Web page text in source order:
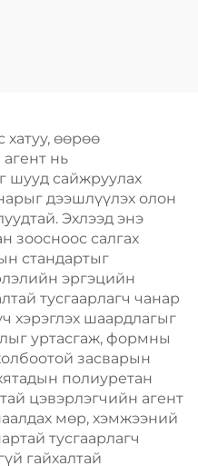
хатуу, өөрөө
нь
шууд сайжруулах
дээшлүүлэх олон
Эхлээд энэ
зоосноос салгах
стандартыг
эргэцийн
тусгаарлагч чанар
хэрэглэх шаардлагыг
уртасгаж, формны
засварын
полиуретан
цэвэрлэгчийн агент
мөр, хэмжээний
тусгаарлагч
гайхалтай